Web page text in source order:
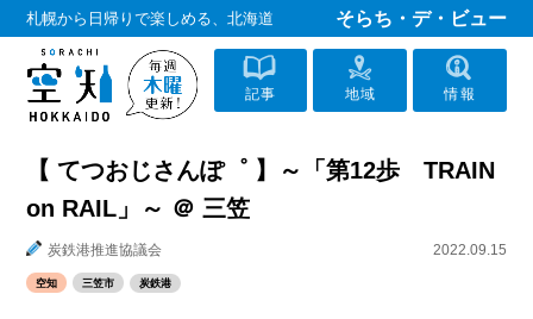
札幌から日帰りで楽しめる、北海道 そらち・デ・ビュー
記事 地域 情報
【 てつおじさんぽ゜ 】～「第12歩 TRAIN
on RAIL」～ ＠ 三笠
炭鉄港推進協議会 2022.09.15
空知 三笠市 炭鉄港